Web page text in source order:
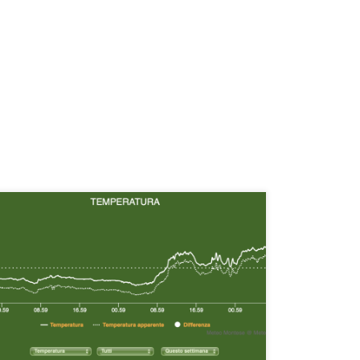
minima di ben -12.8 °C (valore più basso registrato in
tutta l’Emilia-Romagna secondo la rete di
monitoraggio di Emilia-Romagna Meteo), quella di
Montese località Casa Bastiano ha fatto segnare “solo”
-5.06 °C […]